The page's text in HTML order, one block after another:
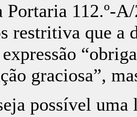
Portaria 112.º-
restritiva que a
graciosa”,
possível